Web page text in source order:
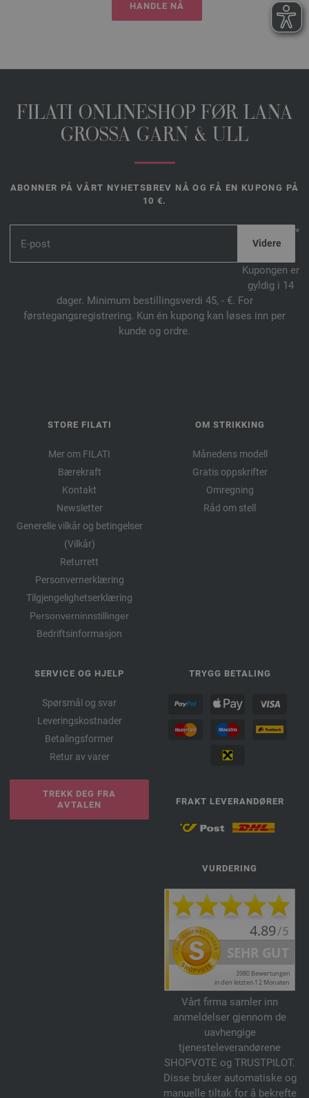
HANDLE NÅ
FILATI ONLINESHOP FØR LANA
GROSSA GARN & ULL
ABONNER PÅ VÅRT NYHETSBREV NÅ OG FÅ EN KUPONG PÅ
10 €.
*
Kupongen er
gyldig i 14
dager. Minimum bestillingsverdi 45, - €. For
førstegangsregistrering. Kun én kupong kan løses inn per
kunde og ordre.
STORE FILATI
Mer om FILATI
Bærekraft
Kontakt
Newsletter
Generelle vilkår og betingelser
(Vilkår)
Returrett
Personvernerklæring
Tilgjengelighetserklæring
Personverninnstillinger
Bedriftsinformasjon
OM STRIKKING
Månedens modell
Gratis oppskrifter
Omregning
Råd om stell
SERVICE OG HJELP
Spørsmål og svar
Leveringskostnader
Betalingsformer
Retur av varer
TREKK DEG FRA
AVTALEN
TRYGG BETALING
FRAKT LEVERANDØRER
VURDERING
Vårt firma samler inn
anmeldelser gjennom de
uavhengige
tjenesteleverandørene
SHOPVOTE og TRUSTPILOT.
Disse bruker automatiske og
manuelle tiltak for å bekrefte